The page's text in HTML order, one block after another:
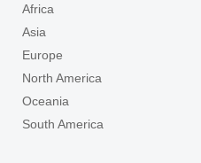
Africa
Asia
Europe
North America
Oceania
South America